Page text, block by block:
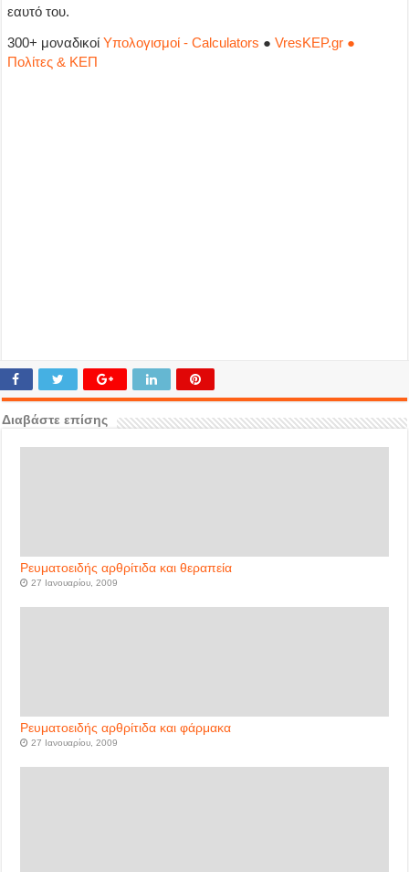
εαυτό του.
300+ μοναδικοίΥπολογισμοί - Calculators ●VresKEP.gr ●
Πολίτες & ΚΕΠ
Διαβάστε επίσης
Ρευματοειδής αρθρίτιδα και θεραπεία
27 Ιανουαρίου, 2009
Ρευματοειδής αρθρίτιδα και φάρμακα
27 Ιανουαρίου, 2009